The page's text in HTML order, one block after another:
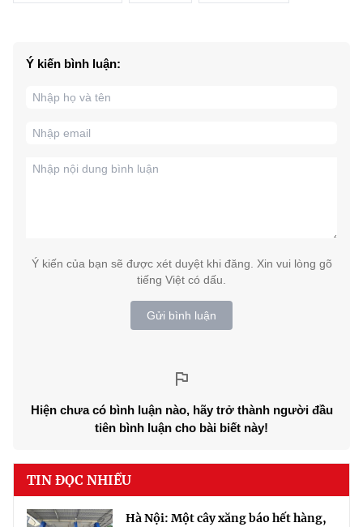
Ý kiến bình luận:
Ý kiến của bạn sẽ được xét duyệt khi đăng. Xin vui lòng gõ
tiếng Việt có dấu.
Gửi bình luận
Hiện chưa có bình luận nào, hãy trở thành người đầu
tiên bình luận cho bài biết này!
TIN ĐỌC NHIỀU
Hà Nội: Một cây xăng báo hết hàng,